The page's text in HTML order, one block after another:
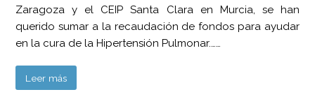
Zaragoza y el CEIP Santa Clara en Murcia, se han
querido sumar a la recaudación de fondos para ayudar
en la cura de la Hipertensión Pulmonar.……
Leer más